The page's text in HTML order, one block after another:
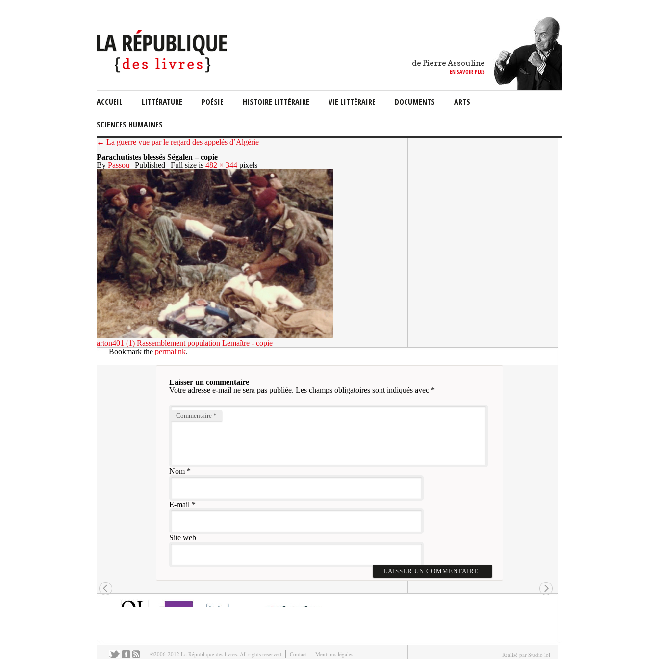
de Pierre Assouline
EN SAVOIR PLUS
ACCUEIL LITTÉRATURE POÉSIE HISTOIRE LITTÉRAIRE VIE LITTÉRAIRE DOCUMENTS ARTS
SCIENCES HUMAINES
← La guerre vue par le regard des appelés d’Algérie
Parachutistes blessés Ségalen – copie
By Passou | Published | Full size is 482 × 344 pixels
arton401 (1) Rassemblement population Lemaître - copie
Bookmark the permalink.
Laisser un commentaire
Votre adresse e-mail ne sera pas publiée. Les champs obligatoires sont indiqués avec *
Commentaire *
Nom*
E-mail *
Site web
Réalisé par Studio lol
©2006-2012 La République des livres. All rights reserved Contact Mentions légales